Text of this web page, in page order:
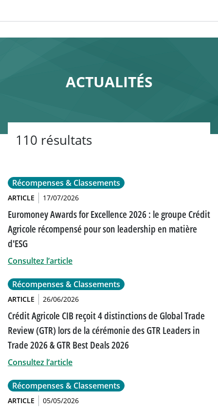
ACTUALITÉS
110 résultats
Récompenses & Classements
ARTICLE 17/07/2026
Euromoney Awards for Excellence 2026 : le groupe Crédit
Agricole récompensé pour son leadership en matière
d'ESG
Consultez l’article
Récompenses & Classements
ARTICLE 26/06/2026
Crédit Agricole CIB reçoit 4 distinctions de Global Trade
Review (GTR) lors de la cérémonie des GTR Leaders in
Trade 2026 & GTR Best Deals 2026
Consultez l’article
Récompenses & Classements
ARTICLE 05/05/2026